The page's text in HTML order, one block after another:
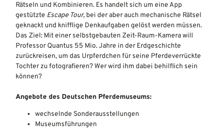
Rätseln und Kombinieren. Es handelt sich um eine App
gestützte Escape Tour, bei der aber auch mechanische Rätsel
geknackt und knifflige Denkaufgaben gelöst werden müssen.
Das Ziel: Mit einer selbstgebauten Zeit-Raum-Kamera will
Professor Quantus 55 Mio. Jahre in der Erdgeschichte
zurückreisen, um das Urpferdchen für seine Pferdeverrückte
Tochter zu fotografieren? Wer wird ihm dabei behilflich sein
können?
Angebote des Deutschen Pferdemuseums:
wechselnde Sonderausstellungen
Museumsführungen